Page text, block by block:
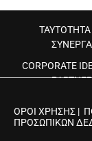
ΤΑΥΤΟΤΗΤΑ
CORPORATE
ΟΡΟΙ ΧΡΗΣΗΣ |
ΠΡΟΣΩΠΙΚΩΝ